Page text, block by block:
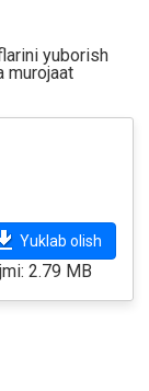
yuborish
murojaat
Yuklab olish
2.79 MB